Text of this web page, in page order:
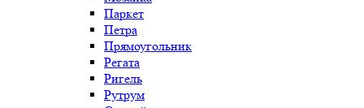
Паркет
Петра
Прямоугольник
Регата
Ригель
Рутрум